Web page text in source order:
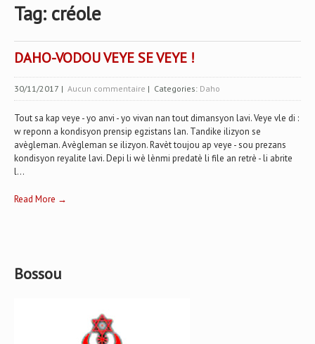
Tag: créole
DAHO-VODOU VEYE SE VEYE !
30/11/2017 | Aucun commentaire | Categories: Daho
Tout sa kap veye - yo anvi - yo vivan nan tout dimansyon lavi. Veye vle di :
w reponn a kondisyon prensip egzistans lan. Tandike ilizyon se
avègleman. Avègleman se ilizyon. Ravèt toujou ap veye - sou prezans
kondisyon reyalite lavi. Depi li wè lènmi predatè li file an retrè - li abrite
l...
Read More →
Bossou